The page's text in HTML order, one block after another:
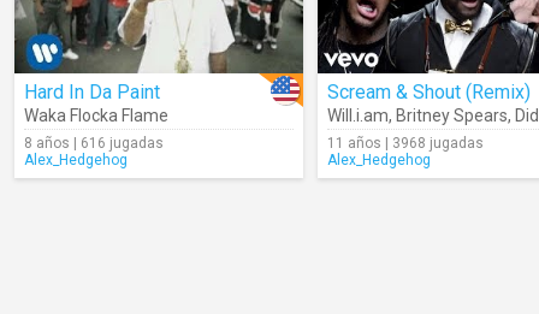
Hard In Da Paint
Waka Flocka Flame
8 años | 616 jugadas
Alex_Hedgehog
Scream & Shout (Remix)
Will.i.am, Britney Spears,
11 años | 3968 jugadas
Alex_Hedgehog